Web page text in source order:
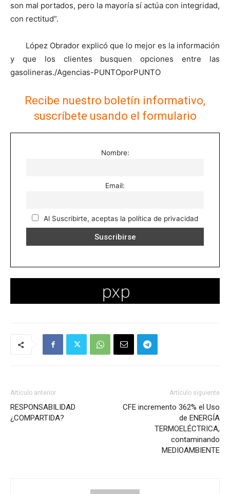
son mal portados, pero la mayoría sí actúa con integridad,
con rectitud”.
López Obrador explicó que lo mejor es la información
y que los clientes busquen opciones entre las
gasolineras./Agencias-PUNTOporPUNTO
Recibe nuestro boletín informativo,
suscríbete usando el formulario
Nombre:
Email:
Al Suscribirte, aceptas la política de privacidad
Artículo anterior
RESPONSABILIDAD
¿COMPARTIDA?
Artículo siguiente
CFE incremento 362% el Uso
de ENERGÍA
TERMOELÉCTRICA,
contaminando
MEDIOAMBIENTE